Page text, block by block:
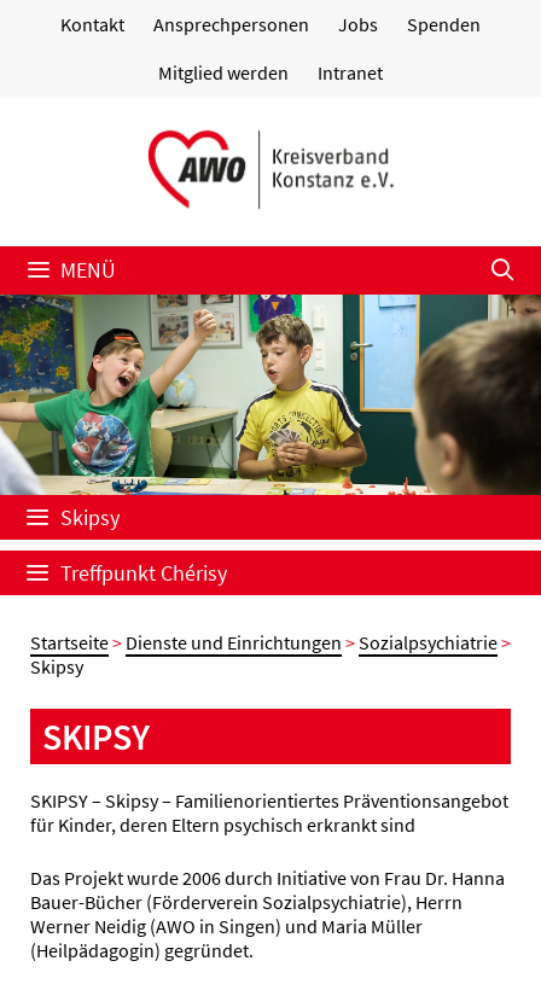
Kontakt Ansprechpersonen Jobs
Spenden
Mitglied werden
Intranet
MENÜ
Skipsy
Treffpunkt Chérisy
Startseite> Dienste und Einrichtungen >Sozialpsychiatrie>
Skipsy
SKIPSY
SKIPSY – Skipsy – Familienorientiertes Präventionsangebot
für Kinder, deren Eltern psychisch erkrankt sind
Das Projekt wurde 2006 durch Initiative von Frau Dr. Hanna
Bauer-Bücher (Förderverein Sozialpsychiatrie), Herrn
Werner Neidig (AWO in Singen) und Maria Müller
(Heilpädagogin) gegründet.